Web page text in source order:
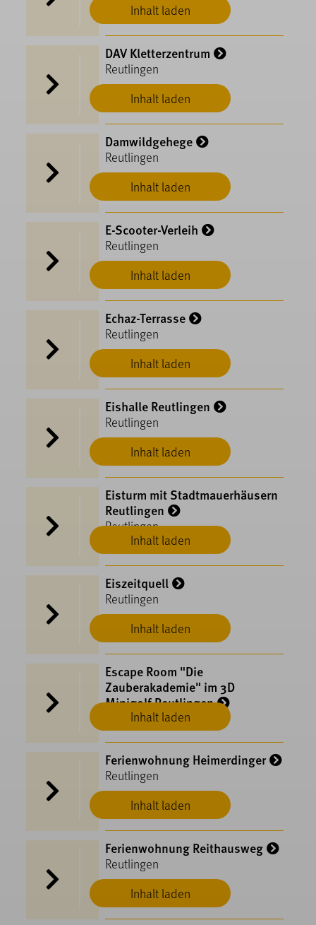
Inhalt laden
Inhalt laden
DAV Kletterzentrum
Reutlingen
Inhalt laden
Damwildgehege
Reutlingen
Inhalt laden
E-Scooter-Verleih
Reutlingen
Inhalt laden
Echaz-Terrasse
Reutlingen
Inhalt laden
Eishalle Reutlingen
Reutlingen
Inhalt laden
Eisturm mit Stadtmauerhäusern
Reutlingen
Reutlingen
Inhalt laden
Eiszeitquell
Reutlingen
Inhalt laden
Escape Room "Die
Zauberakademie" im 3D
Minigolf Reutlingen
Reutlingen
Inhalt laden
Ferienwohnung Heimerdinger
Reutlingen
Inhalt laden
Ferienwohnung Reithausweg
Reutlingen